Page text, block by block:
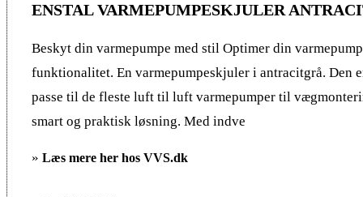
ENSTAL VARMEPUMPESKJULER
Beskyt din varmepumpe med stil Optimer din
funktionalitet. En varmepumpeskjuler i antracitgrå. Den
passe til de fleste luft til luft varmepumper til
smart og praktisk løsning. Med indve
» Læs mere her hos VVS.dk